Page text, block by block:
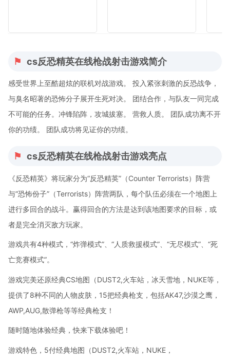
cs反恐精英在线枪战射击游戏简介
感受世界上至酷超炫的联机对战游戏。 投入紧张刺激的反恐战争，
与臭名昭著的恐怖分子展开生死对决。 团结合作，与队友一同完成
不可能的任务。冲锋陷阵，攻城拔塞。 营救人质。 团队成功离不开
你的功绩。 团队成功将见证你的功绩。
cs反恐精英在线枪战射击游戏亮点
《反恐精英》将玩家分为“反恐精英”（Counter Terrorists）阵营
与“恐怖份子”（Terrorists）阵营两队，每个队伍必须在一个地图上
进行多回合的战斗。赢得回合的方法是达到该地图要求的目标，或
者是完全消灭敌方玩家。
游戏共有4种模式，“炸弹模式”、“人质救援模式”、“无尽模式”、“死
亡竞赛模式”。
游戏完美还原经典CS地图（DUST2,火车站，冰天雪地，NUKE等，
提供了8种不同的人物皮肤，15把经典枪支，包括AK47,沙漠之鹰，
AWP,AUG,散弹枪等等经典枪支！
随时随地体验经典，快来下载体验吧！
游戏特色，5付经典地图（DUST2,火车站，NUKE，